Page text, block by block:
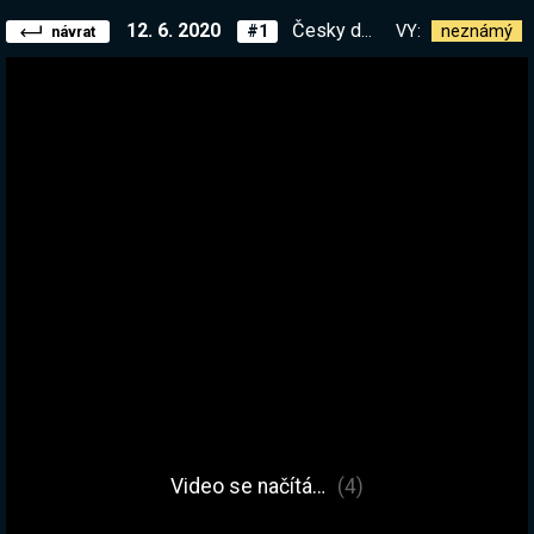
návrat 12. 6. 2020 #1 Česky dabovaná logická hra 3000IQ gameplay VY: neznámý
Video se načítá… (4)